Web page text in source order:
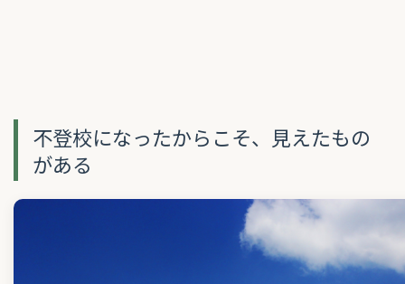
不登校になったからこそ、見えたもの
がある